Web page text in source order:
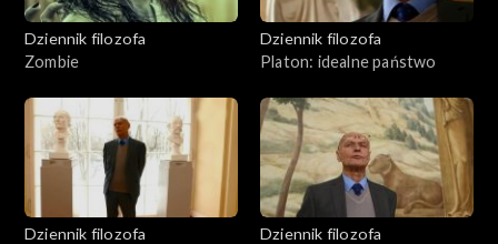
Dziennik filozofa
Zombie
Dziennik filozofa
Platon: idealne państwo
Dziennik filozofa
Dziennik filozofa